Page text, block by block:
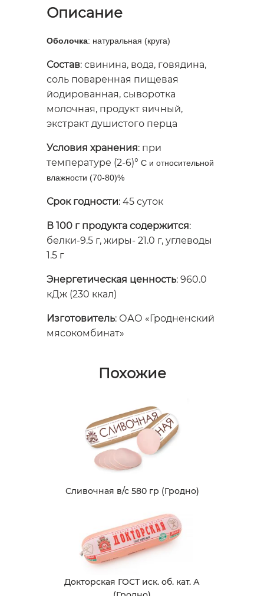
Описание
Оболочка: натуральная (круга)
Состав: свинина, вода, говядина,
соль поваренная пищевая
йодированная, сыворотка
молочная, продукт яичный,
экстракт душистого перца
Условия хранения: при
температуре (2-6)° C и относительной
влажности (70-80)%
Срок годности: 45 суток
В 100 г продукта содержится:
белки-9.5 г, жиры- 21.0 г, углеводы
1.5 г
Энергетическая ценность: 960.0
кДж (230 ккал)
Изготовитель: ОАО «Гродненский
мясокомбинат»
Похожие
Сливочная в/с 580 гр (Гродно)
Докторская ГОСТ иск. об. кат. А